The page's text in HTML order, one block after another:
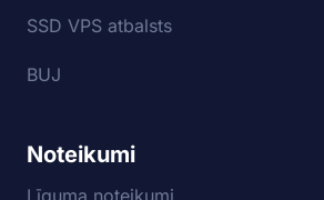
SSD VPS atbalsts
BUJ
Noteikumi